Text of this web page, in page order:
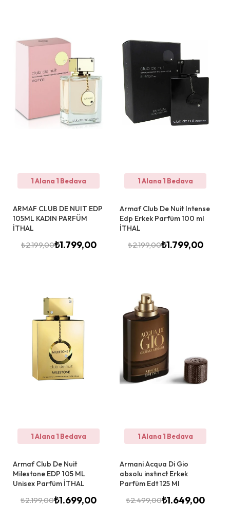
1 Alana 1 Bedava
ARMAF CLUB DE NUIT EDP
105ML KADIN PARFÜM
İTHAL
₺2.199,00₺1.799,00
1 Alana 1 Bedava
Armaf Club De Nuit Intense
Edp Erkek Parfüm 100 ml
İTHAL
₺2.199,00₺1.799,00
1 Alana 1 Bedava
Armaf Club De Nuit
Milestone EDP 105 ML
Unisex Parfüm İTHAL
₺2.199,00₺1.699,00
1 Alana 1 Bedava
Armani Acqua Di Gio
absolu instınct Erkek
Parfüm Edt 125 Ml
₺2.499,00₺1.649,00